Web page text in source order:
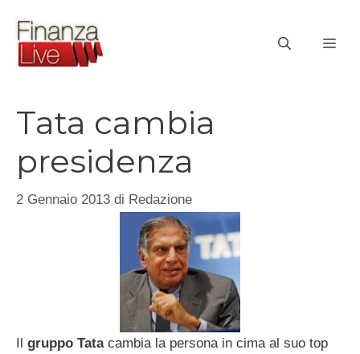
contenuto
Tata cambia
presidenza
2 Gennaio 2013 di Redazione
Il gruppo Tatacambia la persona in cima al suo top